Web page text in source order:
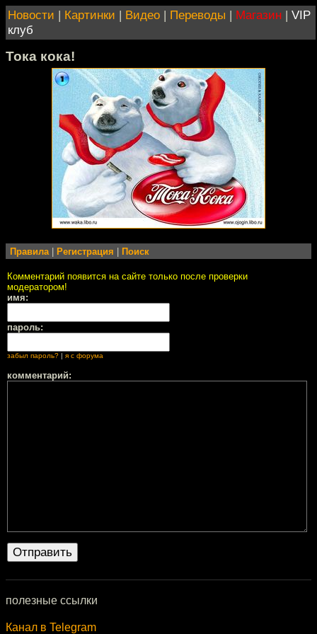
Новости | Картинки | Видео | Переводы | Магазин | VIP
клуб
Тока кока!
Правила Регистрация Поиск
Комментарий появится на сайте только после проверки
модератором!
имя:
пароль:
забыл пароль? | я с форума
комментарий:
полезные ссылки
Канал в Telegram